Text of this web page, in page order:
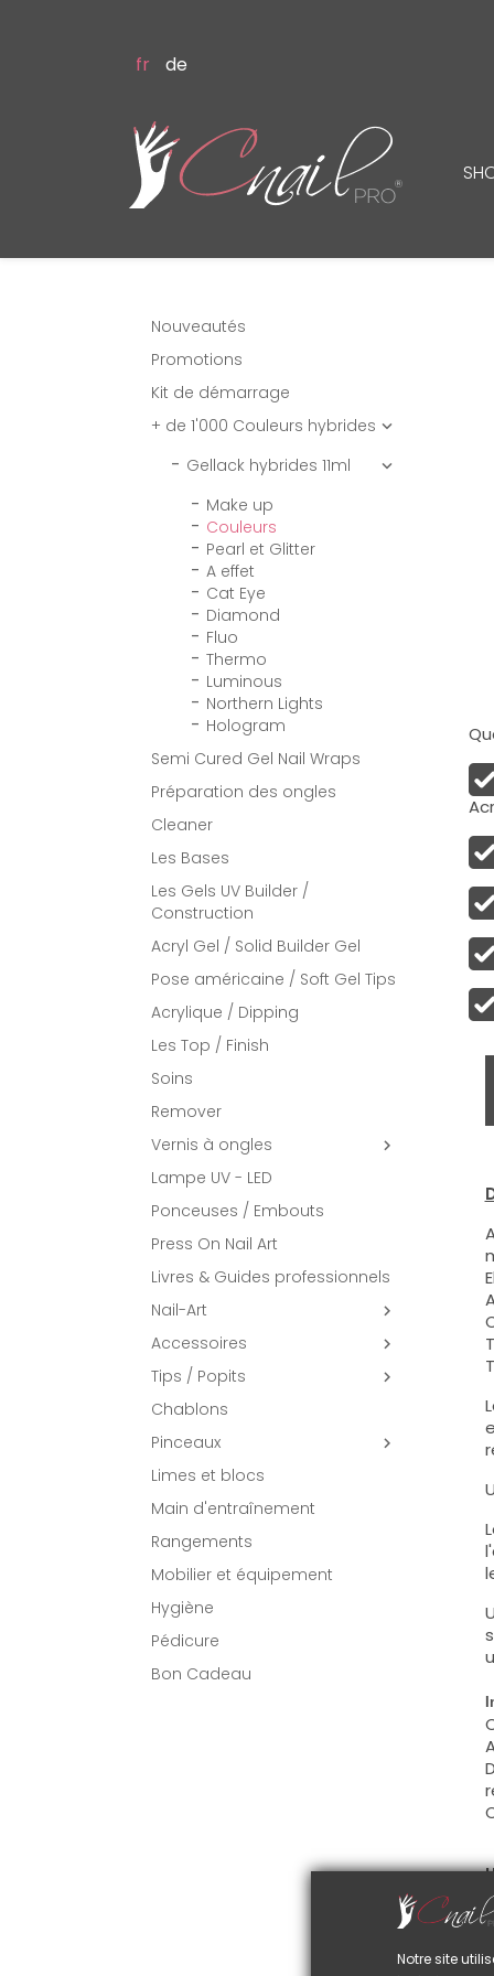
fr de
Nouveautés
Promotions
Kit de démarrage
+ de 1'000 Couleurs hybrides 
Gellack hybrides 11ml 
Make up
Couleurs
Pearl et Glitter
A effet
Cat Eye
Diamond
Fluo
Thermo
Luminous
Northern Lights
Hologram
Semi Cured Gel Nail Wraps
Préparation des ongles
Cleaner
Les Bases
Les Gels UV Builder /
Construction
Acryl Gel / Solid Builder Gel
Pose américaine / Soft Gel Tips
Acrylique / Dipping
Les Top / Finish
Soins
Remover
Vernis à ongles

Lampe UV - LED
Ponceuses / Embouts
Press On Nail Art
Livres & Guides professionnels
Nail-Art

Accessoires 
Tips / Popits 
Chablons
Pinceaux

Limes et blocs
Main d'entraînement
Rangements
Mobilier et équipement
Hygiène
Pédicure
Bon Cadeau
Notre site